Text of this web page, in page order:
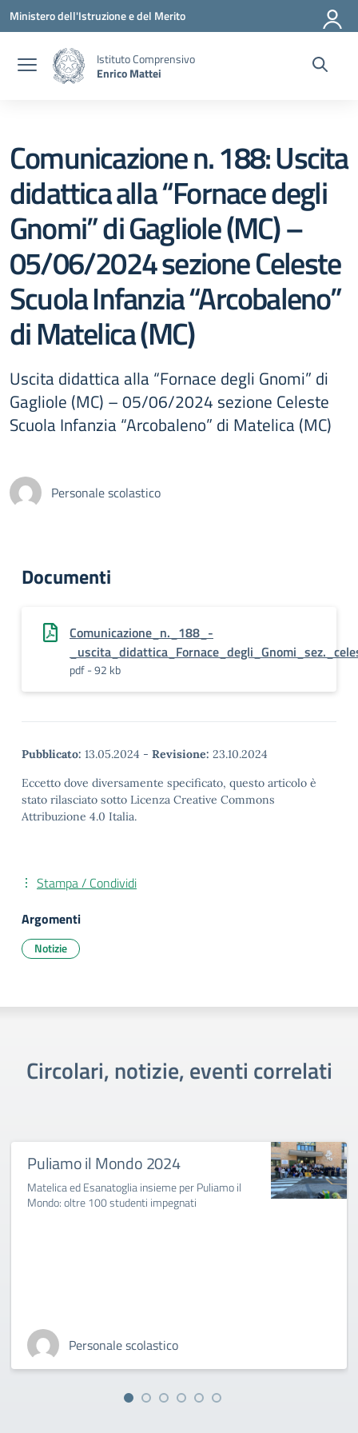
Vai ai contenuti
Vai al menu di navigazione
Vai al footer
Ministero dell'Istruzione e del Merito
Istituto Comprensivo
Enrico Mattei
Comunicazione n. 188: Uscita
didattica alla “Fornace degli
Gnomi” di Gagliole (MC) –
05/06/2024 sezione Celeste
Scuola Infanzia “Arcobaleno”
di Matelica (MC)
Uscita didattica alla “Fornace degli Gnomi” di
Gagliole (MC) – 05/06/2024 sezione Celeste
Scuola Infanzia “Arcobaleno” di Matelica (MC)
Personale scolastico
Documenti
Comunicazione_n._188_-
pdf - 92 kb
Pubblicato: 13.05.2024 - Revisione: 23.10.2024
Eccetto dove diversamente specificato, questo articolo è
stato rilasciato sotto Licenza Creative Commons
Attribuzione 4.0 Italia.
Stampa / Condividi
Argomenti
Notizie
Circolari, notizie, eventi correlati
Puliamo il Mondo 2024
Matelica ed Esanatoglia insieme per Puliamo il
Mondo: oltre 100 studenti impegnati
Personale scolastico